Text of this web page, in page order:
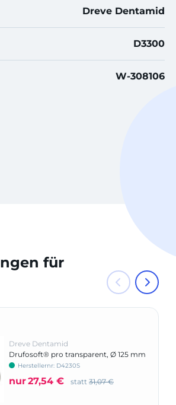
Dreve Dentamid
D3300
W-308106
für
Dreve Dentamid
Drufosoft® pro transparent, Ø 125 mm
(rund)
Herstellernr: D4230S
nur27,54 € statt 31,07 €